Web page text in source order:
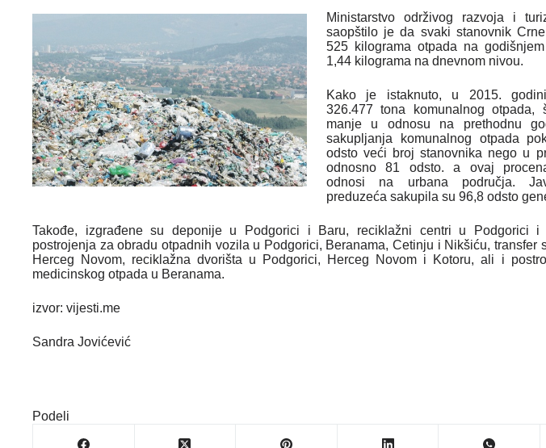
Ministarstvo održivog razvoja i
saopštilo je da svaki stanovnik
525 kilograma otpada na
1,44 kilograma na dnevnom nivou.
Kako je istaknuto, u 2015.
326.477 tona komunalnog
manje u odnosu na prethodnu
sakupljanja komunalnog otpada
odsto veći broj stanovnika nego u
odnosno 81 odsto. a ovaj
odnosi na urbana područja.
preduzeća sakupila su 96,8 odsto
Takođe, izgrađene su deponije u Podgorici i Baru, reciklažni centri u Podgorici i
postrojenja za obradu otpadnih vozila u Podgorici, Beranama, Cetinju i Nikšiću, transfer
Herceg Novom, reciklažna dvorišta u Podgorici, Herceg Novom i Kotoru, ali i
medicinskog otpada u Beranama.
izvor: vijesti.me
Sandra Jovićević
Podeli